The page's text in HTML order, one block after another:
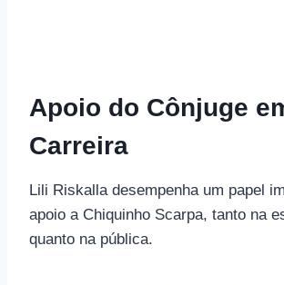
Apoio do Cônjuge
Carreira
Lili Riskalla desempenha um papel
apoio a Chiquinho Scarpa, tanto na
quanto na pública.